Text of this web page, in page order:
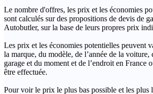
Le nombre d'offres, les prix et les économies
sont calculés sur des propositions de devis de
Autobutler, sur la base de leurs propres prix
Les prix et les économies potentielles peuvent
la marque, du modèle, de l’année de la
garage et du moment et de l’endroit en France
être effectuée.
Pour voir le prix le plus bas possible et les plus